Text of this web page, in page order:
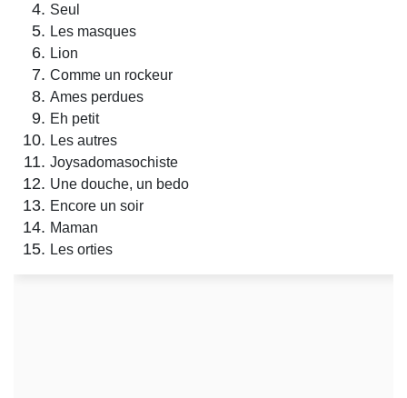
Seul
Les masques
Lion
Comme un rockeur
Ames perdues
Eh petit
Les autres
Joysadomasochiste
Une douche, un bedo
Encore un soir
Maman
Les orties